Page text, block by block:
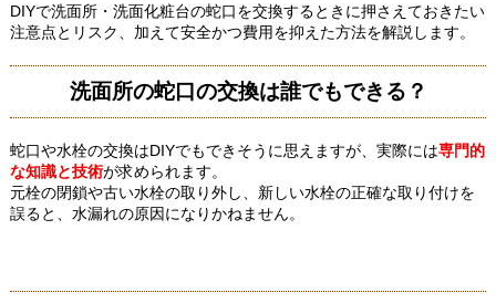
DIYで洗面所・洗面化粧台の蛇口を交換するときに押さえておきたい
注意点とリスク、加えて安全かつ費用を抑えた方法を解説します。
洗面所の蛇口の交換は誰でもできる？
蛇口や水栓の交換はDIYでもできそうに思えますが、実際には専門的
な知識と技術が求められます。
元栓の閉鎖や古い水栓の取り外し、新しい水栓の正確な取り付けを
誤ると、水漏れの原因になりかねません。